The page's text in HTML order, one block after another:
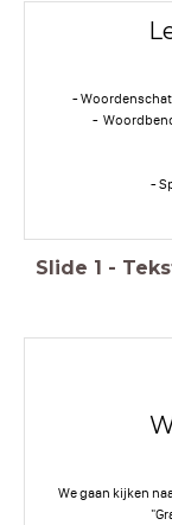
-
-
-
Slide 1 -
We gaan kijken